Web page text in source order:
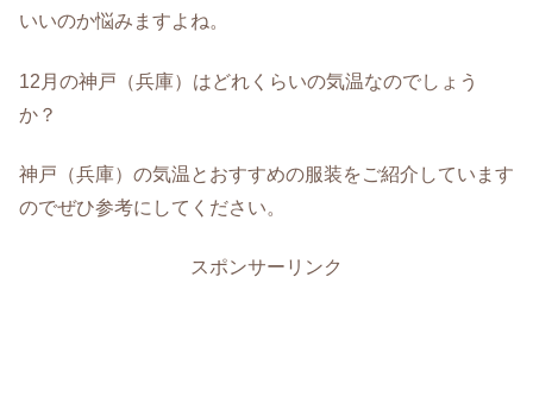
いいのか悩みますよね。
12月の神戸（兵庫）はどれくらいの気温なのでしょう
か？
神戸（兵庫）の気温とおすすめの服装をご紹介しています
のでぜひ参考にしてください。
スポンサーリンク